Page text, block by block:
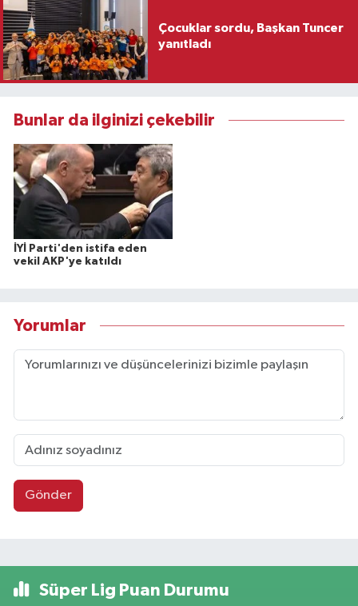
Çocuklar sordu, Başkan Tuncer
yanıtladı
Bunlar da ilginizi çekebilir
İYİ Parti'den istifa eden
vekil AKP'ye katıldı
Yorumlar
Gönder
Süper Lig Puan Durumu